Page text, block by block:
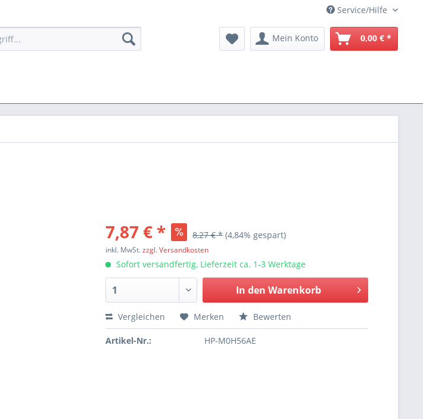
Service/Hilfe
Mein Konto 0,00 € *
7,87 € * 8,27 € * (4,84% gespart)
inkl. MwSt.zzgl. Versandkosten
Sofort versandfertig, Lieferzeit ca. 1-3 Werktage
In den Warenkorb
Vergleichen Merken Bewerten
Artikel-Nr.: HP-M0H56AE